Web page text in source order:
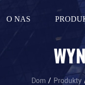
O NAS
Dom / Produkty